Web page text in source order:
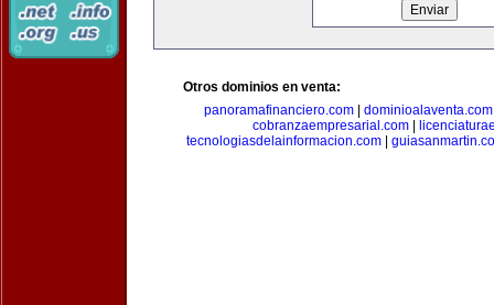
Otros dominios en venta:
panoramafinanciero.com
dominioalaventa.com
cobranzaempresarial.com
tecnologiasdelainformacion.com|